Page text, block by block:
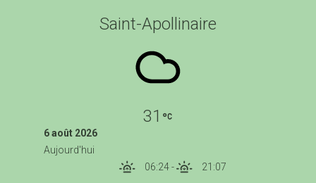
Saint-Apollinaire
31
6 août 2026
Aujourd'hui
06:24- 21:07